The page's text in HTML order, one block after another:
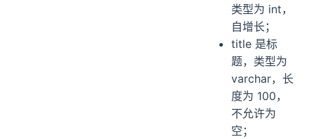
类型为 int，
自增长；
title 是标
题，类型为
varchar，长
度为 100，
不允许为
空；